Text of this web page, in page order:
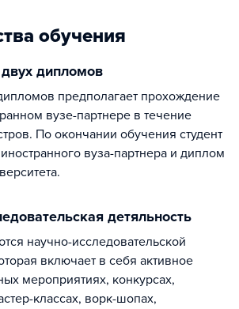
обучения
двух дипломов
вузе-партнере в течение
По окончании обучения студент
вуза-партнера и диплом
детяльность
включает в себя активное
мероприятиях, конкурсах,
классах, ворк-шопах,